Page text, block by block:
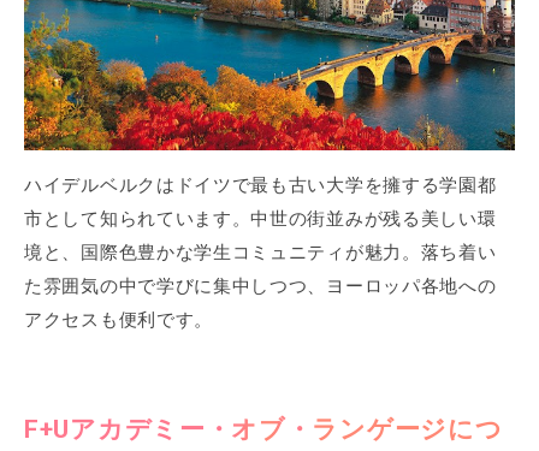
ハイデルベルクはドイツで最も古い大学を擁する学園都
市として知られています。中世の街並みが残る美しい環
境と、国際色豊かな学生コミュニティが魅力。落ち着い
た雰囲気の中で学びに集中しつつ、ヨーロッパ各地への
アクセスも便利です。
F+Uアカデミー・オブ・ランゲージにつ